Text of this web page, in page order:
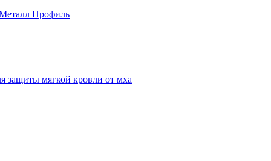
Профиль
защиты мягкой кровли от мха